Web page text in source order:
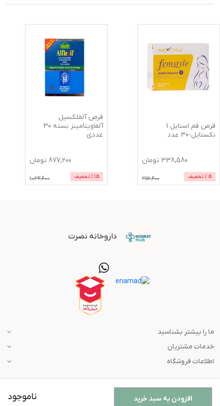
افزودن به سبد خرید ناموجود
قرص فم استایل 1
نکستایل-30 عدد
338,580 تومان
5 % تخفیف 356,400
قرص آلفلکسیل
آلفاویتامینز بسته 30
عددی
877,200 تومان
15 % تخفیف 1,034,400
داروخانه نصرت
ما را بیشتر بشناسید
خدمات مشتریان
اطلاعات فروشگاه